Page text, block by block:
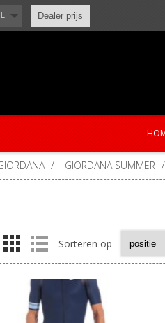
Dealer prijs
/ GIORDANA SUMMER /
Sorteren op